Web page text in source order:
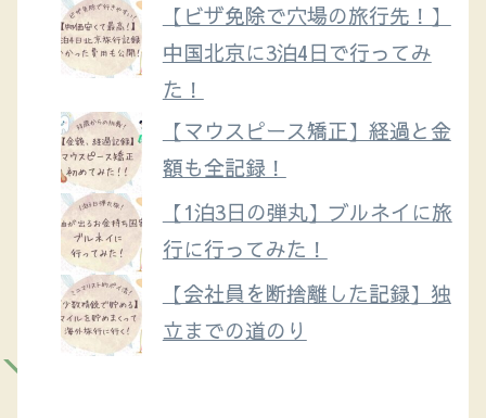
【ビザ免除で穴場の旅行先！】
中国北京に3泊4日で行ってみ
た！
【マウスピース矯正】経過と金
額も全記録！
【1泊3日の弾丸】ブルネイに旅
行に行ってみた！
【会社員を断捨離した記録】独
立までの道のり